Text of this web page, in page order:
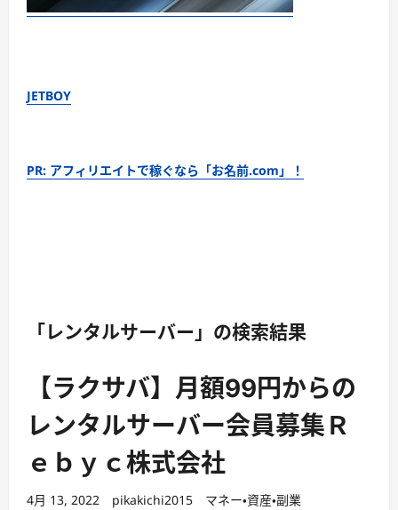
JETBOY
PR: アフィリエイトで稼ぐなら「お名前.com」！
「レンタルサーバー」の検索結果
【ラクサバ】月額99円からの
レンタルサーバー会員募集Ｒ
ｅｂｙｃ株式会社
4月 13, 2022 pikakichi2015
マネー・資産・副業